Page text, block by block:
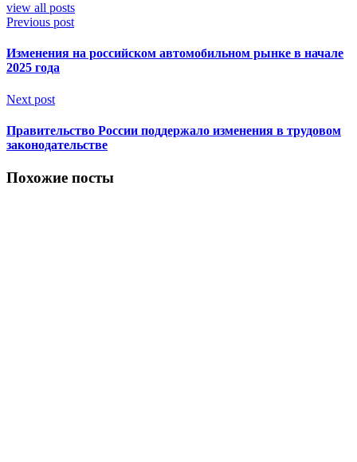
view all posts
Previous post
Изменения на российском автомобильном рынке в начале
2025 года
Next post
Правительство России поддержало изменения в трудовом
законодательстве
Похожие посты